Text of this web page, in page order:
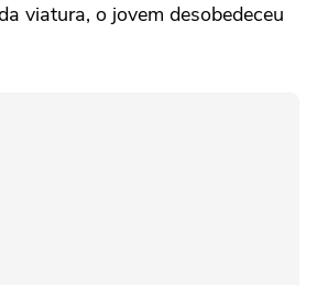
viatura, o jovem desobedeceu